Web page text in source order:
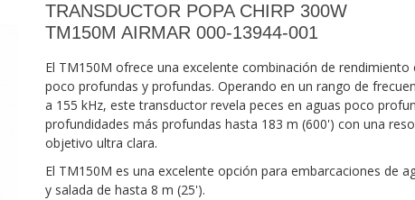
TRANSDUCTOR POPA CHIRP 300W
TM150M AIRMAR 000-13944-001
El TM150M ofrece una excelente combinación de rendimiento
poco profundas y profundas. Operando en un rango de
a 155 kHz, este transductor revela peces en aguas poco
profundidades más profundas hasta 183 m (600') con una
objetivo ultra clara.
El TM150M es una excelente opción para embarcaciones de
y salada de hasta 8 m (25').